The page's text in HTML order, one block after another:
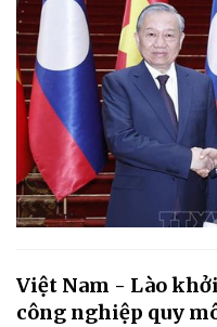
Việt Nam - Lào
công nghiệp quy